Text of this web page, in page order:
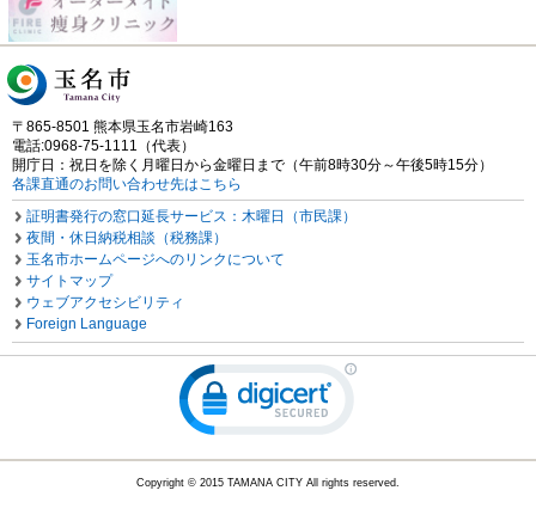
〒865-8501 熊本県玉名市岩崎163
電話:0968-75-1111（代表）
開庁日：祝日を除く月曜日から金曜日まで（午前8時30分～午後5時15分）
各課直通のお問い合わせ先はこちら
証明書発行の窓口延長サービス：木曜日（市民課）
夜間・休日納税相談（税務課）
玉名市ホームページへのリンクについて
サイトマップ
ウェブアクセシビリティ
Foreign Language
Copyright © 2015 TAMANA CITY All rights reserved.